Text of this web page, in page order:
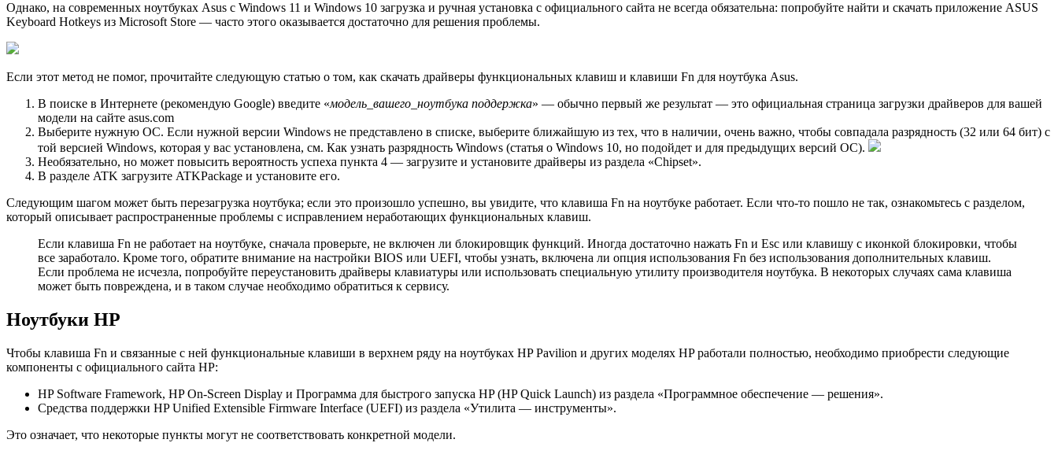
Однако, на современных ноутбуках Asus с Windows 11 и Windows 10 загрузка и ручная установка с официального сайта не всегда обязательна: попробуйте найти и скачать приложение ASUS
Keyboard Hotkeys из Microsoft Store — часто этого оказывается достаточно для решения проблемы.
Если этот метод не помог, прочитайте следующую статью о том, как скачать драйверы функциональных клавиш и клавиши Fn для ноутбука Asus.
В поиске в Интернете (рекомендую Google) введите «модель_вашего_ноутбука поддержка» — обычно первый же результат — это официальная страница загрузки драйверов для вашей
модели на сайте asus.com
Выберите нужную ОС. Если нужной версии Windows не представлено в списке, выберите ближайшую из тех, что в наличии, очень важно, чтобы совпадала разрядность (32 или 64 бит) с
той версией Windows, которая у вас установлена, см. Как узнать разрядность Windows (статья о Windows 10, но подойдет и для предыдущих версий ОС).
Необязательно, но может повысить вероятность успеха пункта 4 — загрузите и установите драйверы из раздела «Chipset».
В разделе ATK загрузите ATKPackage и установите его.
Следующим шагом может быть перезагрузка ноутбука; если это произошло успешно, вы увидите, что клавиша Fn на ноутбуке работает. Если что-то пошло не так, ознакомьтесь с разделом,
который описывает распространенные проблемы с исправлением неработающих функциональных клавиш.
Если клавиша Fn не работает на ноутбуке, сначала проверьте, не включен ли блокировщик функций. Иногда достаточно нажать Fn и Esc или клавишу с иконкой блокировки, чтобы
все заработало. Кроме того, обратите внимание на настройки BIOS или UEFI, чтобы узнать, включена ли опция использования Fn без использования дополнительных клавиш.
Если проблема не исчезла, попробуйте переустановить драйверы клавиатуры или использовать специальную утилиту производителя ноутбука. В некоторых случаях сама клавиша
может быть повреждена, и в таком случае необходимо обратиться к сервису.
Ноутбуки HP
Чтобы клавиша Fn и связанные с ней функциональные клавиши в верхнем ряду на ноутбуках HP Pavilion и других моделях HP работали полностью, необходимо приобрести следующие
компоненты с официального сайта HP:
HP Software Framework, HP On-Screen Display и Программа для быстрого запуска HP (HP Quick Launch) из раздела «Программное обеспечение — решения».
Средства поддержки HP Unified Extensible Firmware Interface (UEFI) из раздела «Утилита — инструменты».
Это означает, что некоторые пункты могут не соответствовать конкретной модели.